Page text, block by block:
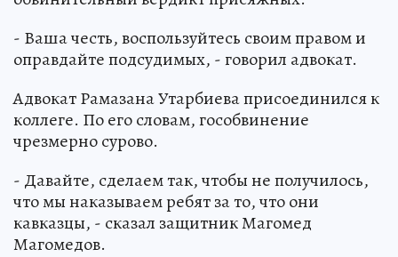
- Ваша честь, воспользуйтесь своим правом и
оправдайте подсудимых, - говорил адвокат.
Адвокат Рамазана Утарбиева присоединился к
коллеге. По его словам, гособвинение
чрезмерно сурово.
- Давайте, сделаем так, чтобы не получилось,
что мы наказываем ребят за то, что они
кавказцы, - сказал защитник Магомед
Магомедов.